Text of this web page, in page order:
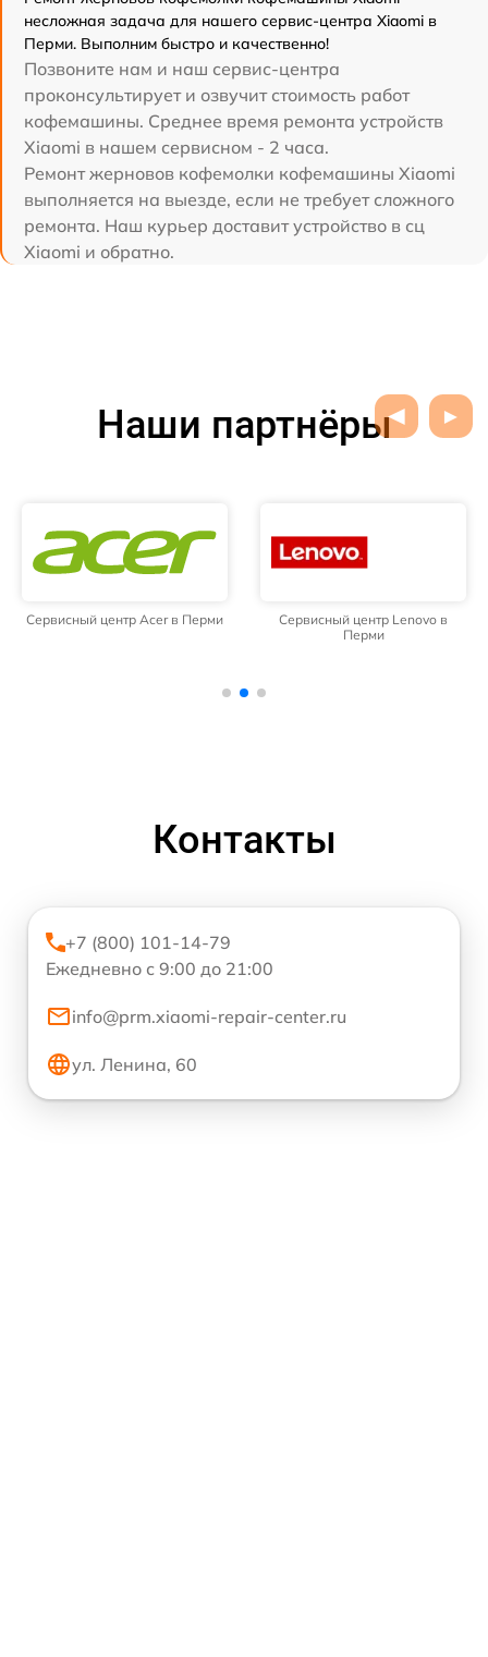
несложная задача для нашего сервис-центра Xiaomi в
Перми. Выполним быстро и качественно!
Позвоните нам и наш сервис-центра
проконсультирует и озвучит стоимость работ
кофемашины. Среднее время ремонта устройств
Xiaomi в нашем сервисном - 2 часа.
Ремонт жерновов кофемолки кофемашины Xiaomi
выполняется на выезде, если не требует сложного
ремонта. Наш курьер доставит устройство в сц
Xiaomi и обратно.
Наши партнёры
Сервисный центр Acer в Перми
Сервисный центр Lenovo в
Перми
Контакты
+7 (800) 101-14-79
Ежедневно с 9:00 до 21:00
info@prm.xiaomi-repair-center.ru
ул. Ленина, 60